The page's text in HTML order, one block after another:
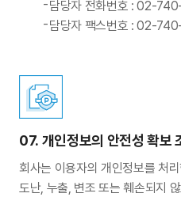
담당자 전화번호 : 02-
담당자 팩스번호 : 02-
07. 개인정보의 안전성 확보
회사는 이용자의 개인정보를 처
도난, 누출, 변조 또는 훼손되지